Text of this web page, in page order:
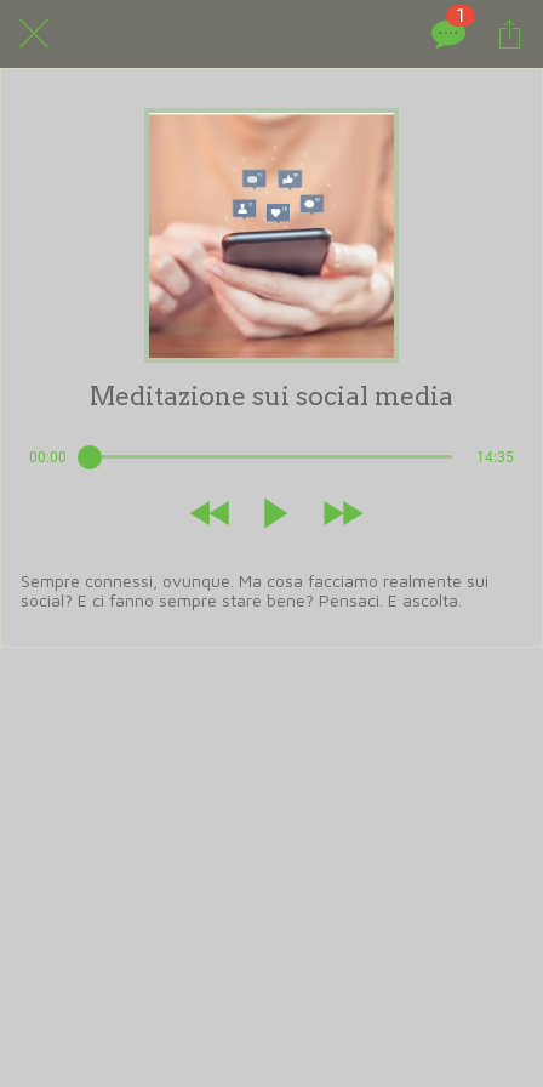
1
Meditazione sui social media
00:00 14:35
Sempre connessi, ovunque. Ma cosa facciamo realmente sui
social? E ci fanno sempre stare bene? Pensaci. E ascolta.